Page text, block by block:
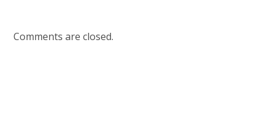
Comments are closed.